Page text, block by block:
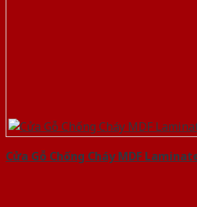
Cửa Gỗ Chống Cháy MDF